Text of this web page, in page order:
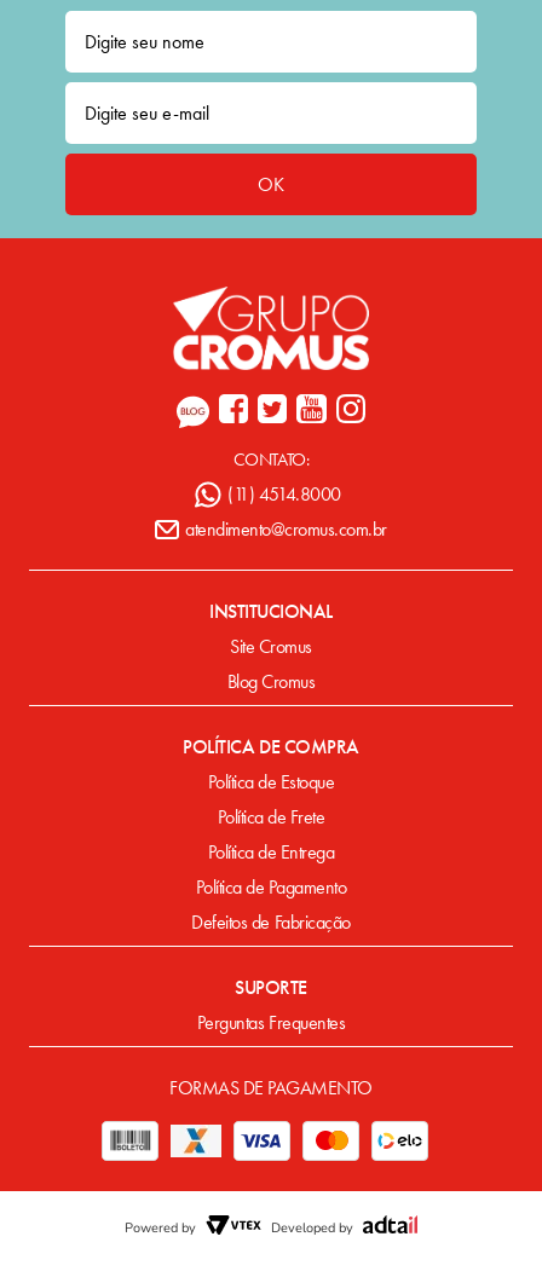
OK
CONTATO:
(11) 4514.8000
atendimento@cromus.com.br
INSTITUCIONAL
Site Cromus
Blog Cromus
POLÍTICA DE COMPRA
Política de Estoque
Política de Frete
Política de Entrega
Política de Pagamento
Defeitos de Fabricação
SUPORTE
Perguntas Frequentes
FORMAS DE PAGAMENTO
Powered by Developed by